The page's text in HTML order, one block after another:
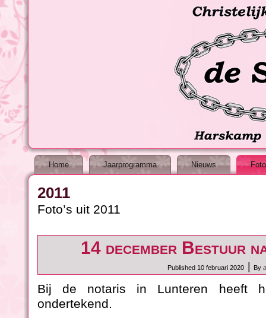
Home Jaarprogramma Nieuws
2011
Foto’s uit 2011
14 december Bestuur
Published 10 februari 2020 By
Bij de notaris in Lunteren heeft
ondertekend.